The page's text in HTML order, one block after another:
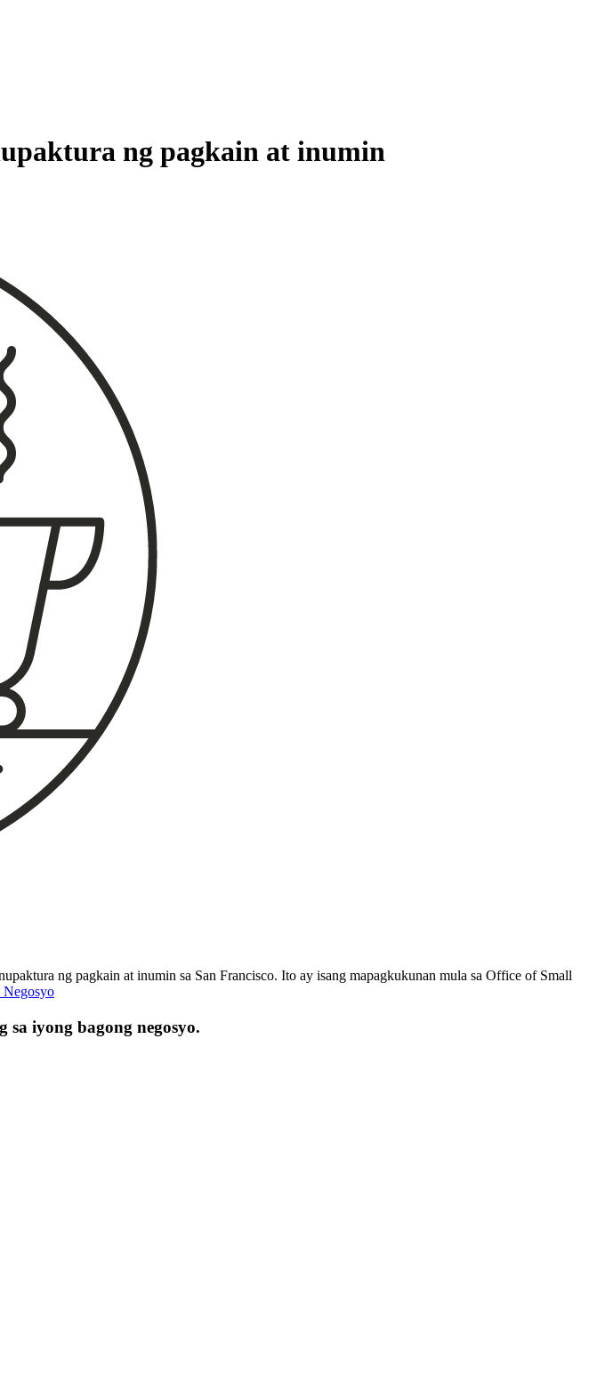
ng pagkain at inumin
ng pagkain at inumin sa San Francisco. Ito ay isang mapagkukunan mula sa Office of Small
sa iyong bagong negosyo.